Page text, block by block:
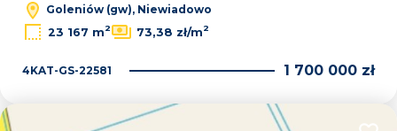
Goleniów (gw), Niewiadowo
23 167 m2 73,38 zł/m2
4KAT-GS-22581 1 700 000 zł